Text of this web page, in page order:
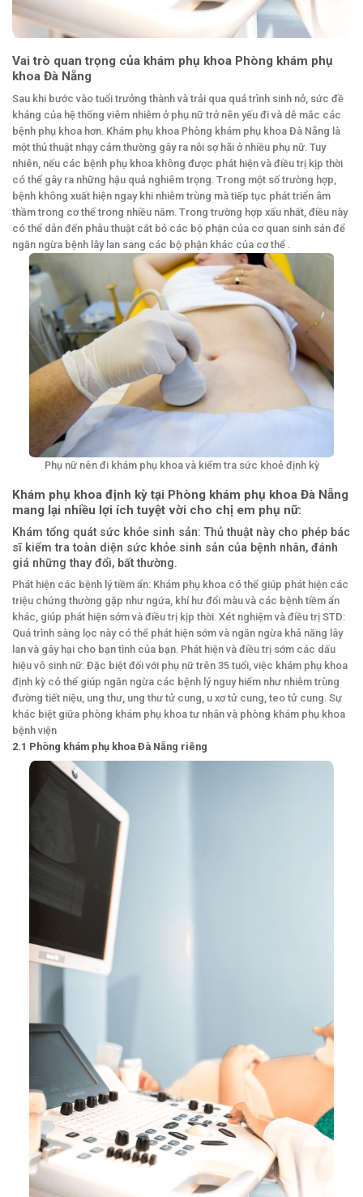
Vai trò quan trọng của khám phụ khoa Phòng khám phụ
khoa Đà Nẵng
Sau khi bước vào tuổi trưởng thành và trải qua quá trình sinh nở, sức đề
kháng của hệ thống viêm nhiễm ở phụ nữ trở nên yếu đi và dễ mắc các
bệnh phụ khoa hơn. Khám phụ khoa Phòng khám phụ khoa Đà Nẵng là
một thủ thuật nhạy cảm thường gây ra nỗi sợ hãi ở nhiều phụ nữ. Tuy
nhiên, nếu các bệnh phụ khoa không được phát hiện và điều trị kịp thời
có thể gây ra những hậu quả nghiêm trọng. Trong một số trường hợp,
bệnh không xuất hiện ngay khi nhiễm trùng mà tiếp tục phát triển âm
thầm trong cơ thể trong nhiều năm. Trong trường hợp xấu nhất, điều này
có thể dẫn đến phẫu thuật cắt bỏ các bộ phận của cơ quan sinh sản để
ngăn ngừa bệnh lây lan sang các bộ phận khác của cơ thể .
Phụ nữ nên đi khám phụ khoa và kiểm tra sức khoẻ định kỳ
Khám phụ khoa định kỳ tại Phòng khám phụ khoa Đà Nẵng
mang lại nhiều lợi ích tuyệt vời cho chị em phụ nữ:
Khám tổng quát sức khỏe sinh sản: Thủ thuật này cho phép bác
sĩ kiểm tra toàn diện sức khỏe sinh sản của bệnh nhân, đánh
giá những thay đổi, bất thường.
Phát hiện các bệnh lý tiềm ẩn: Khám phụ khoa có thể giúp phát hiện các
triệu chứng thường gặp như ngứa, khí hư đổi màu và các bệnh tiềm ẩn
khác, giúp phát hiện sớm và điều trị kịp thời. Xét nghiệm và điều trị STD:
Quá trình sàng lọc này có thể phát hiện sớm và ngăn ngừa khả năng lây
lan và gây hại cho bạn tình của bạn. Phát hiện và điều trị sớm các dấu
hiệu vô sinh nữ: Đặc biệt đối với phụ nữ trên 35 tuổi, việc khám phụ khoa
định kỳ có thể giúp ngăn ngừa các bệnh lý nguy hiểm như nhiễm trùng
đường tiết niệu, ung thư, ung thư tử cung, u xơ tử cung, teo tử cung. Sự
khác biệt giữa phòng khám phụ khoa tư nhân và phòng khám phụ khoa
bệnh viện
2.1 Phòng khám phụ khoa Đà Nẵng riêng